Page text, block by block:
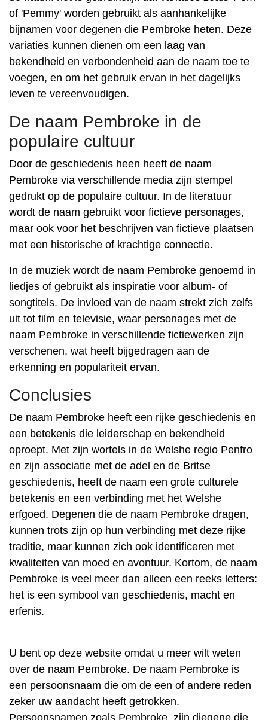
of 'Pemmy' worden gebruikt als aanhankelijke
bijnamen voor degenen die Pembroke heten. Deze
variaties kunnen dienen om een ​​laag van
bekendheid en verbondenheid aan de naam toe te
voegen, en om het gebruik ervan in het dagelijks
leven te vereenvoudigen.
De naam Pembroke in de
populaire cultuur
Door de geschiedenis heen heeft de naam
Pembroke via verschillende media zijn stempel
gedrukt op de populaire cultuur. In de literatuur
wordt de naam gebruikt voor fictieve personages,
maar ook voor het beschrijven van fictieve plaatsen
met een historische of krachtige connectie.
In de muziek wordt de naam Pembroke genoemd in
liedjes of gebruikt als inspiratie voor album- of
songtitels. De invloed van de naam strekt zich zelfs
uit tot film en televisie, waar personages met de
naam Pembroke in verschillende fictiewerken zijn
verschenen, wat heeft bijgedragen aan de
erkenning en populariteit ervan.
Conclusies
De naam Pembroke heeft een rijke geschiedenis en
een betekenis die leiderschap en bekendheid
oproept. Met zijn wortels in de Welshe regio Penfro
en zijn associatie met de adel en de Britse
geschiedenis, heeft de naam een ​​grote culturele
betekenis en een verbinding met het Welshe
erfgoed. Degenen die de naam Pembroke dragen,
kunnen trots zijn op hun verbinding met deze rijke
traditie, maar kunnen zich ook identificeren met
kwaliteiten van moed en avontuur. Kortom, de naam
Pembroke is veel meer dan alleen een reeks letters:
het is een symbool van geschiedenis, macht en
erfenis.
U bent op deze website omdat u meer wilt weten
over de naam Pembroke. De naam Pembroke is
een persoonsnaam die om de een of andere reden
zeker uw aandacht heeft getrokken.
Persoonsnamen zoals Pembroke, zijn diegene die